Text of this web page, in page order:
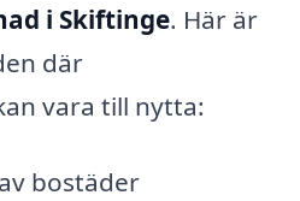
i Skiftinge. Här är
där
vara till nytta:
bostäder